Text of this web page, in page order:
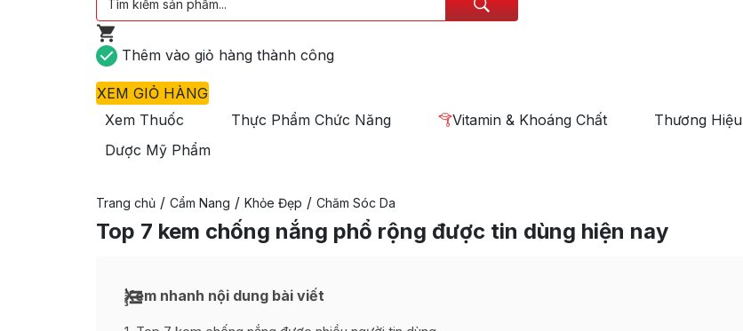
Thêm vào giỏ hàng thành công
XEM GIỎ HÀNG
Xem Thuốc
Thực Phẩm Chức Năng Vitamin & Khoáng Chất Thương Hiệu
Dược Mỹ Phẩm
Trang chủ / Cẩm Nang / Khỏe Đẹp / Chăm Sóc Da
Top 7 kem chống nắng phổ rộng được tin dùng hiện nay
Xem nhanh nội dung bài viết